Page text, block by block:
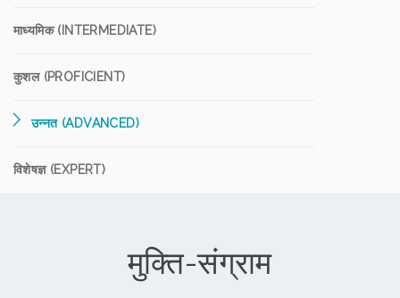
माध्यमिक (INTERMEDIATE)
कुशल (PROFICIENT)
उन्नत (ADVANCED)
विशेषज्ञ (EXPERT)
मुक्ति-संग्राम